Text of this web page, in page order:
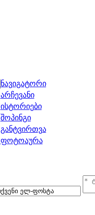
ნავიგატორი
არჩევანი
ისტორიები
შოპინგი
განტვირთვა
ფოტოაურა